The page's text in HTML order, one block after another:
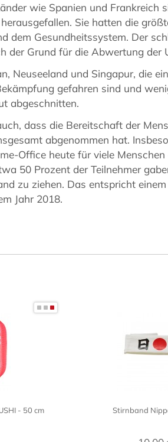
wie Spanien und Frankreich
Sie hatten die
dem Gesundheitssystem. Der
der Grund für die Abwertung der
Neuseeland und Singapur, die
gefahren sind und
abgeschnitten.
dass die Bereitschaft der
abgenommen hat.
Office heute für viele
50 Prozent der Teilnehmer
zu ziehen. Das entspricht
Jahr 2018.
- 50 cm Stirnband